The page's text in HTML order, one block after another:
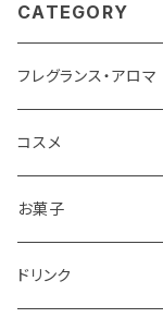
CATEGORY
フレグランス・アロマ
コスメ
お菓子
チョコレート
ドリンク